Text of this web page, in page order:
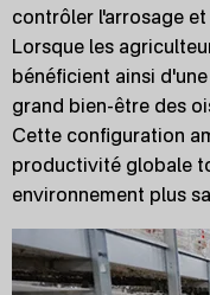
contrôler l'arrosage
Lorsque les
bénéficient ainsi
grand bien-être des
Cette configuration
productivité globale
environnement plus